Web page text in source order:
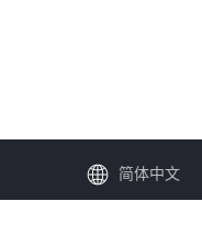
简体中文